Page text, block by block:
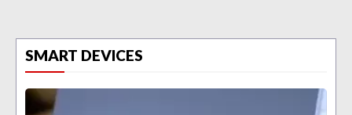
SMART DEVICES